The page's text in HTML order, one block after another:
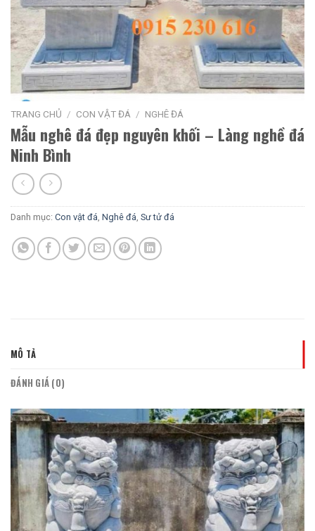
TRANG CHỦ / CON VẬT ĐÁ / NGHÊ ĐÁ
Mẫu nghê đá đẹp nguyên khối – Làng nghề đá
Ninh Bình
Danh mục: Con vật đá, Nghê đá, Sư tử đá
MÔ TẢ
ĐÁNH GIÁ (0)